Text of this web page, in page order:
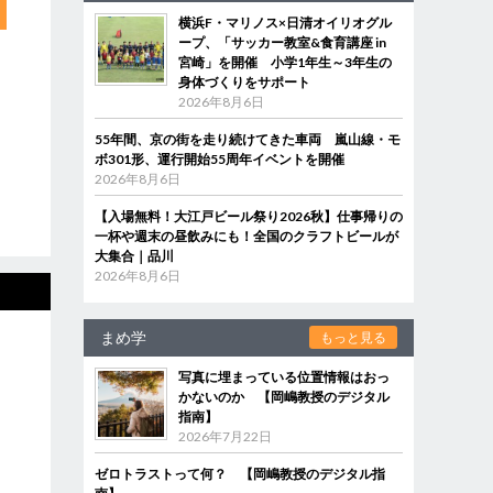
横浜F・マリノス×日清オイリオグル
ープ、「サッカー教室&食育講座 in
宮崎」を開催 小学1年生～3年生の
身体づくりをサポート
2026年8月6日
55年間、京の街を走り続けてきた車両 嵐山線・モ
ボ301形、運行開始55周年イベントを開催
2026年8月6日
【入場無料！大江戸ビール祭り2026秋】仕事帰りの
一杯や週末の昼飲みにも！全国のクラフトビールが
大集合｜品川
2026年8月6日
まめ学 もっと見る
写真に埋まっている位置情報はおっ
かないのか 【岡嶋教授のデジタル
指南】
2026年7月22日
ゼロトラストって何？ 【岡嶋教授のデジタル指